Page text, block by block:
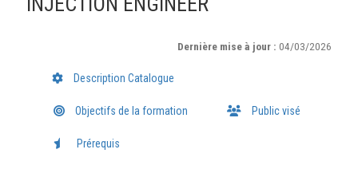
Dernière mise à jour :04/03/2026
Description Catalogue
Objectifs de la formation Public visé
Prérequis